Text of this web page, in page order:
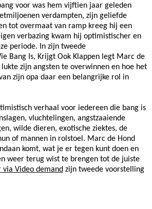
voor was hem vijftien jaar geleden
verdampten, zijn geliefde
tot overmaat van ramp kreeg hij een
verbazing kwam hij optimistischer en
periode. In zijn tweede
Bang Is, Krijgt Ook Klappen legt Marc de
zijn angsten te overwinnen en hoe het
zijn opa daar een belangrijke rol in
verhaal voor iedereen die bang is
vluchtelingen, angstzaaiende
wilde dieren, exotische ziektes, de
of mannen in rolstoel. Marc de Hond
komt, wat je er tegen kunt doen en
weer terug wist te brengen tot de juiste
via Video demand zijn tweede voorstelling